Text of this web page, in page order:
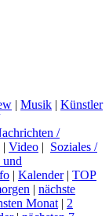
| Musik | Künstler
/
| Video | Soziales /
| Kalender| TOP
| nächste
Monat | 2